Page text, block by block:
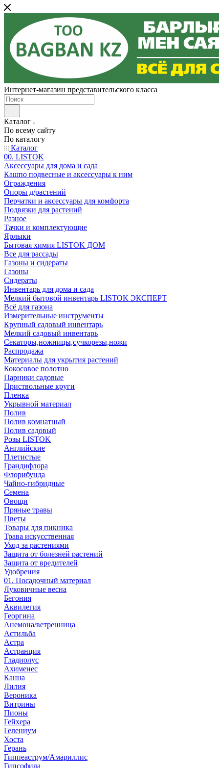
Интернет-магазин представительского класса
Каталог
По всему сайту
По каталогу
Каталог
00. LISTOK
Аксессуары для дома и сада
Кашпо подвесные и аксессуары к ним
Ограждения
Опоры д/растений
Перчатки и аксессуары для комфорта
Подвязки для растений
Разное
Тачки и комплектующие
Ярлыки
Бытовая химия LISTOK ДОМ
Все для рассады
Газоны и сидераты
Газоны
Сидераты
Инвентарь для дома и сада
Мелкий бытовой инвентарь LISTOK ЭКСПЕРТ
Всё для газона
Измерительные инструменты
Крупный садовый инвентарь
Мелкий садовый инвентарь
Секаторы,ножницы,сучкорезы,ножи
Распродажа
Материалы для укрытия растений
Кокосовое полотно
Парники садовые
Приствольные круги
Пленка
Укрывной материал
Полив
Полив комнатный
Полив садовый
Розы LISTOK
Английские
Плетистые
Грандифлора
Флорибунда
Чайно-гибридные
Семена
Овощи
Пряные травы
Цветы
Товары для пикника
Трава искусственная
Уход за растениями
Защита от болезней растений
Защита от вредителей
Удобрения
01. Посадочный материал
Луковичные весна
Бегония
Аквилегия
Георгина
Анемона/ветренница
Астильба
Астра
Астранция
Гладиолус
Ахименес
Канна
Лилия
Вероника
Витрины
Пионы
Гейхера
Гелениум
Хоста
Герань
Гиппеаструм/Амариллис
Гипсофила